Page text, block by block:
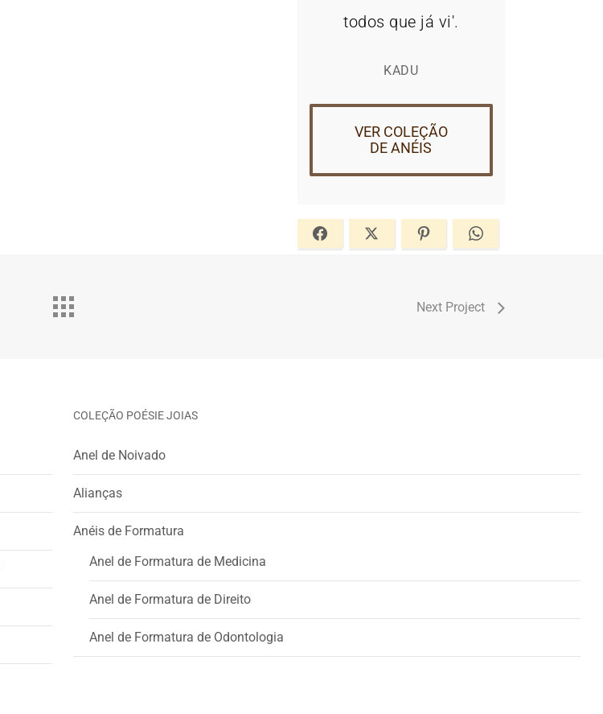
todos que já vi'.
KADU
VER COLEÇÃO
DE ANÉIS
Next Project
COLEÇÃO POÉSIE JOIAS
Anel de Noivado
Alianças
Anéis de Formatura
Anel de Formatura de Medicina
Anel de Formatura de Direito
Anel de Formatura de Odontologia